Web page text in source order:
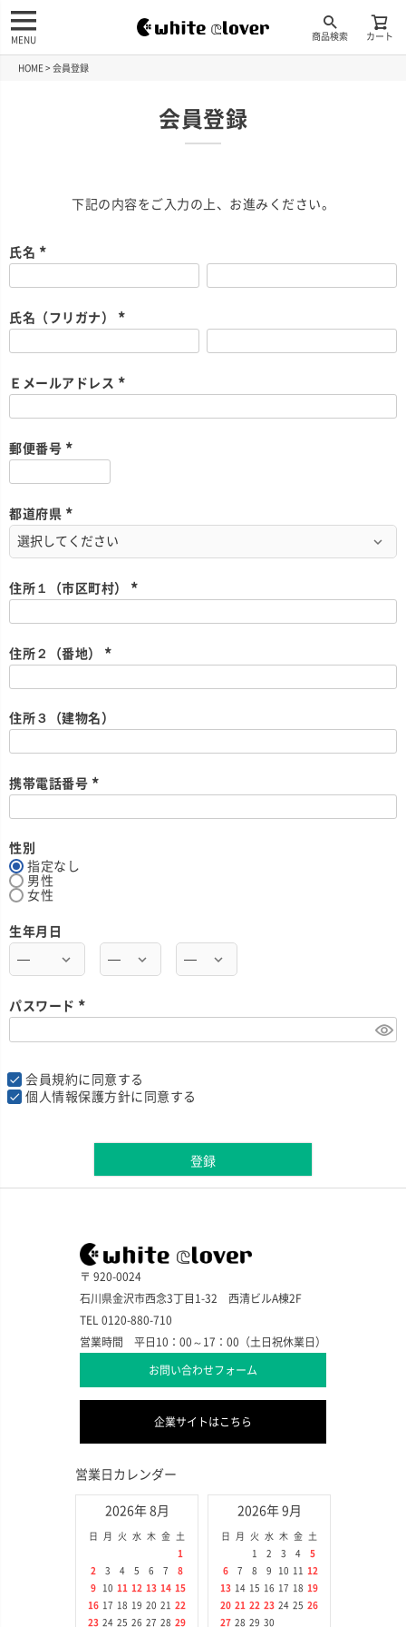
商品検索 カート
MENU
HOME 会員登録
会員登録
下記の内容をご入力の上、お進みください。
氏名
必
氏名（フリガナ）
必
)
Ｅメールアドレス
必
郵便番号
必
)
都道府県
必
須
住所１（市区町村）
必
住所２（番地）
必
)
住所３（建物名）
携帯電話番号
必
性別
指定なし
男性
女性
生年月日
パスワード
会員規約に同意する
個人情報保護方針に同意する
登録
〒 920-0024
石川県金沢市西念3丁目1-32 西清ビルA棟2F
TEL 0120-880-710
営業時間 平日10：00～17：00（土日祝休業日）
お問い合わせフォーム
企業サイトはこちら
営業日カレンダー
2026年 8月
日 月 火 水 木 金
土
1
2
3 4 5 6 7
8
9
10 11 12 13 14 15
16 17 18 19 20 21
22
23 24 25 26 27 28 29
2026年 9月
日 月 火 水 木 金
土
1
2 3 4
5
6
7 8 9 10 11
12
13 14 15 16 17 18 19
20 21 22 23 24 25 26
27 28 29 30